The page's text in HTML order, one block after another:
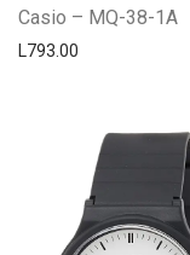
Casio – MQ-38-1A
L793.00